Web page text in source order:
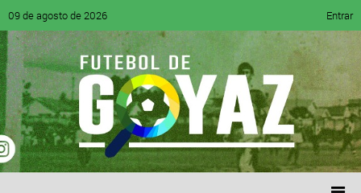
09 de agosto de 2026 Entrar